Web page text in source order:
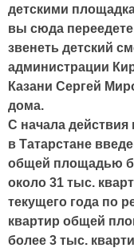
детскими
вы сюда
звенеть детский
администрации
Казани Сергей
дома.
С начала
в Татарстане
общей площадью
около 31 тыс.
текущего года по
квартир общей
более 3 тыс.